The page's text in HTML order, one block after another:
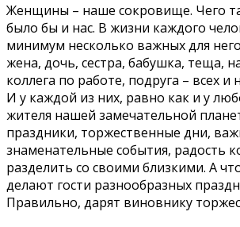
Женщины – наше сокровище. Чего
было бы и нас. В жизни каждого
минимум несколько важных для
жена, дочь, сестра, бабушка, теща,
коллега по работе, подруга – всех и
И у каждой из них, равно как и у
жителя нашей замечательной
праздники, торжественные дни,
знаменательные события, радость
разделить со своими близкими. А
делают гости разнообразных
Правильно, дарят виновнику